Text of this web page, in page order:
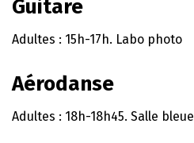
Guitare
Adultes : 15h-17h. Labo photo
Aérodanse
Adultes : 18h-18h45. Salle bleue